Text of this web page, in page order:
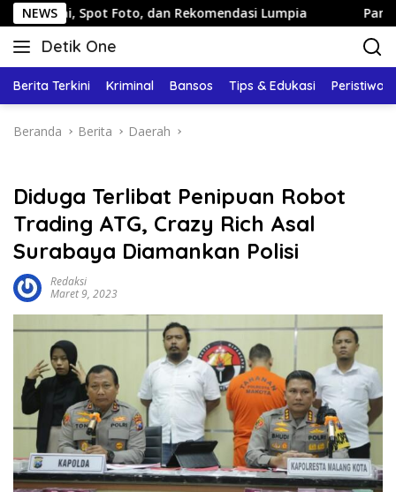
Langsung
ke
konten
NEWS
Foto, dan Rekomendasi Lumpia Panduan Wisata
Detik One
Tajam
Fakta
Berita Terkini Kriminal Bansos Tips & Edukasi Peristiwa
Beranda Berita Daerah
Diduga Terlibat Penipuan Robot
Trading ATG, Crazy Rich Asal
Surabaya Diamankan Polisi
Redaksi
Maret 9, 2023